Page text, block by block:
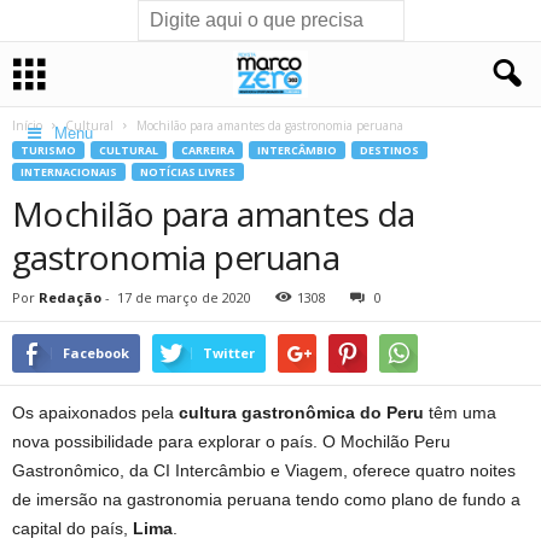
Menu
Início Cultural Mochilão para amantes da gastronomia peruana
TURISMO CULTURAL CARREIRA INTERCÂMBIO
DESTINOS
INTERNACIONAIS
NOTÍCIAS LIVRES
Mochilão para amantes da
gastronomia peruana
Por Redação - 17 de março de 2020 1308 0
Facebook Twitter
Os apaixonados pela cultura gastronômica do Peru têm uma
nova possibilidade para explorar o país. O Mochilão Peru
Gastronômico, da CI Intercâmbio e Viagem, oferece quatro noites
de imersão na gastronomia peruana tendo como plano de fundo a
capital do país, Lima